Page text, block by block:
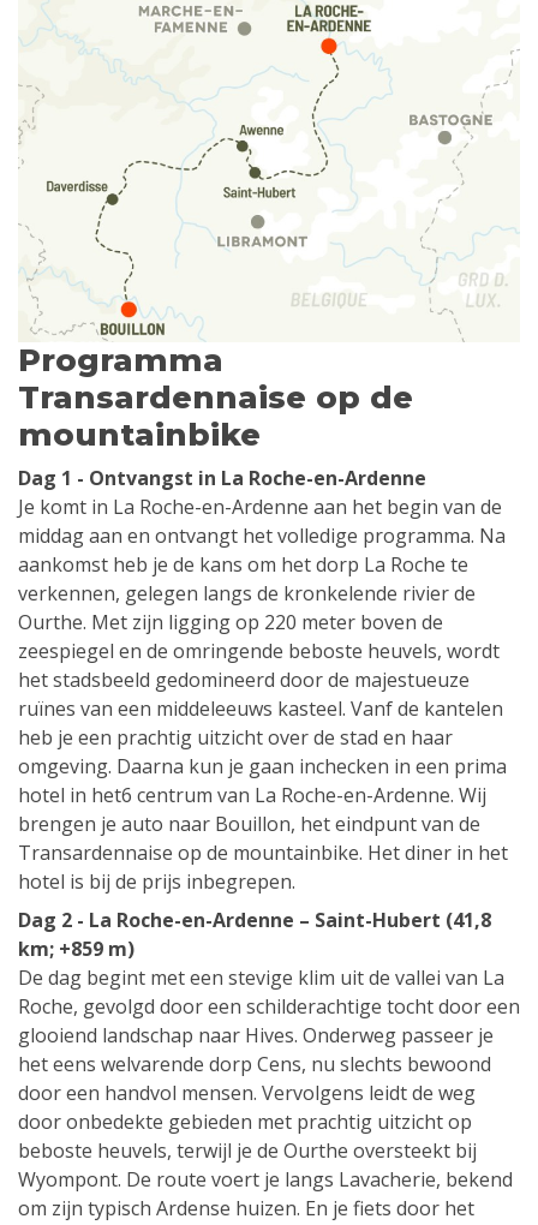
Programma
Transardennaise op de
mountainbike
Dag 1 - Ontvangst in La Roche-en-Ardenne
Je komt in La Roche-en-Ardenne aan het begin van de
middag aan en ontvangt het volledige programma. Na
aankomst heb je de kans om het dorp La Roche te
verkennen, gelegen langs de kronkelende rivier de
Ourthe. Met zijn ligging op 220 meter boven de
zeespiegel en de omringende beboste heuvels, wordt
het stadsbeeld gedomineerd door de majestueuze
ruïnes van een middeleeuws kasteel. Vanf de kantelen
heb je een prachtig uitzicht over de stad en haar
omgeving. Daarna kun je gaan inchecken in een prima
hotel in het6 centrum van La Roche-en-Ardenne. Wij
brengen je auto naar Bouillon, het eindpunt van de
Transardennaise op de mountainbike. Het diner in het
hotel is bij de prijs inbegrepen.
Dag 2 - La Roche-en-Ardenne – Saint-Hubert (41,8
km; +859 m)
De dag begint met een stevige klim uit de vallei van La
Roche, gevolgd door een schilderachtige tocht door een
glooiend landschap naar Hives. Onderweg passeer je
het eens welvarende dorp Cens, nu slechts bewoond
door een handvol mensen. Vervolgens leidt de weg
door onbedekte gebieden met prachtig uitzicht op
beboste heuvels, terwijl je de Ourthe oversteekt bij
Wyompont. De route voert je langs Lavacherie, bekend
om zijn typisch Ardense huizen. En je fiets door het